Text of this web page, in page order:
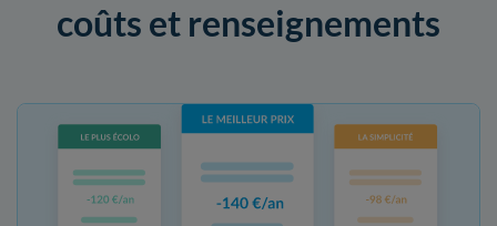
coûts et renseignements